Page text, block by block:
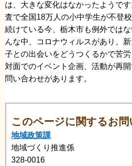
は、大きな変化はなかったようで
査で全国18万人の小中学生が不登
続けている今、栃木市も例外では
んな中、コロナウィルスがあり、
子との出会いをどうつくるかで苦労
対面でのイベント企画、活動が再
問い合わせがあります。
このページに関するお
地域政策課
地域づくり推進係
328-0016